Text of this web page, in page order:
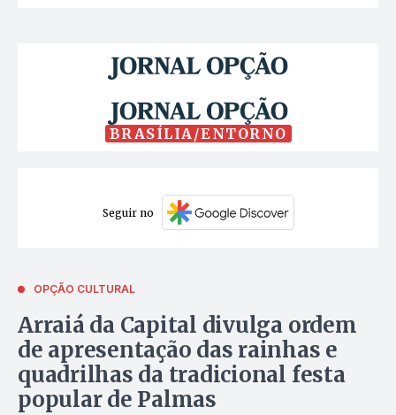
BRASÍLIA/ENTORNO
Seguir no
OPÇÃO CULTURAL
Arraiá da Capital divulga ordem
de apresentação das rainhas e
quadrilhas da tradicional festa
popular de Palmas